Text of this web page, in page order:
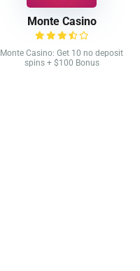
Monte Casino
Monte Casino: Get 10 no deposit
spins + $100 Bonus